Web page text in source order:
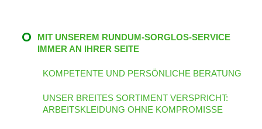
MIT UNSEREM RUNDUM-SORGLOS-SERVICE
IMMER AN IHRER SEITE
KOMPETENTE UND PERSÖNLICHE BERATUNG
UNSER BREITES SORTIMENT VERSPRICHT:
ARBEITSKLEIDUNG OHNE KOMPROMISSE